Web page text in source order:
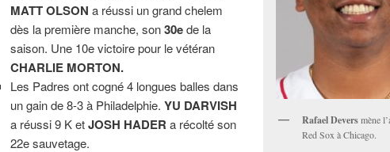
Rafael Deversmène
Red Sox à Chicago.
MATT OLSON a réussi un grand chelem
dès la première manche, son30ede la
saison. Une 10e victoire pour le vétéran
CHARLIE MORTON.
Les Padres ont cogné 4 longues balles dans
un gain de 8-3 à Philadelphie.YU DARVISH
a réussi 9 K etJOSH HADER a récolté son
22e sauvetage.